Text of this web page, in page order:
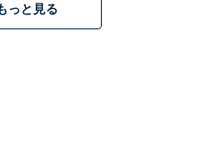
っと見る